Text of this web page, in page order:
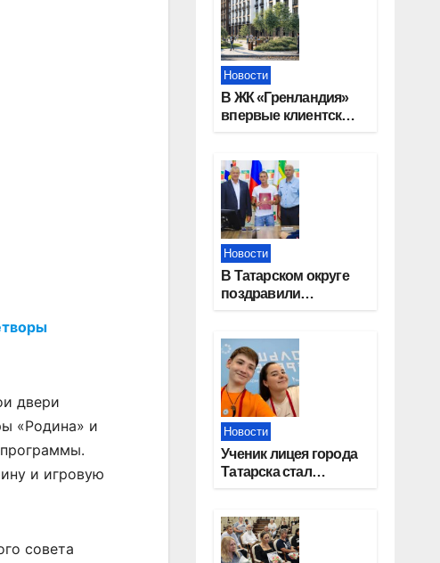
двери
«Родина» и
и игровую
совета
году
Новости
В ЖК «Гренландия»
впервые клиентские
группы компаний
«СОЮЗ»
Новости
В Татарском округе
поздравили
отрасли
Новости
Ученик лицея города
Татарска стал